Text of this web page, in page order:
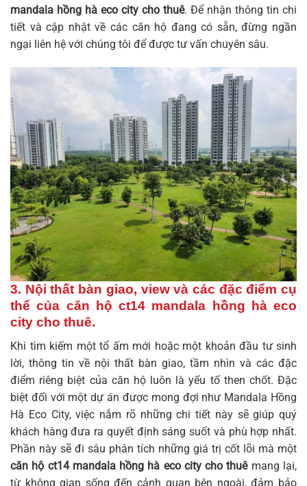
mandala hồng hà eco city cho thuê. Để nhận thông tin chi
tiết và cập nhật về các căn hộ đang có sẵn, đừng ngần
ngại liên hệ với chúng tôi để được tư vấn chuyên sâu.
3. Nội thất bàn giao, view và các đặc điểm cụ
thể của căn hộ ct14 mandala hồng hà eco
city cho thuê.
Khi tìm kiếm một tổ ấm mới hoặc một khoản đầu tư sinh
lời, thông tin về nội thất bàn giao, tầm nhìn và các đặc
điểm riêng biệt của căn hộ luôn là yếu tố then chốt. Đặc
biệt đối với một dự án được mong đợi như Mandala Hồng
Hà Eco City, việc nắm rõ những chi tiết này sẽ giúp quý
khách hàng đưa ra quyết định sáng suốt và phù hợp nhất.
Phần này sẽ đi sâu phân tích những giá trị cốt lõi mà một
căn hộ ct14 mandala hồng hà eco city cho thuêmang lại,
từ không gian sống đến cảnh quan bên ngoài, đảm bảo